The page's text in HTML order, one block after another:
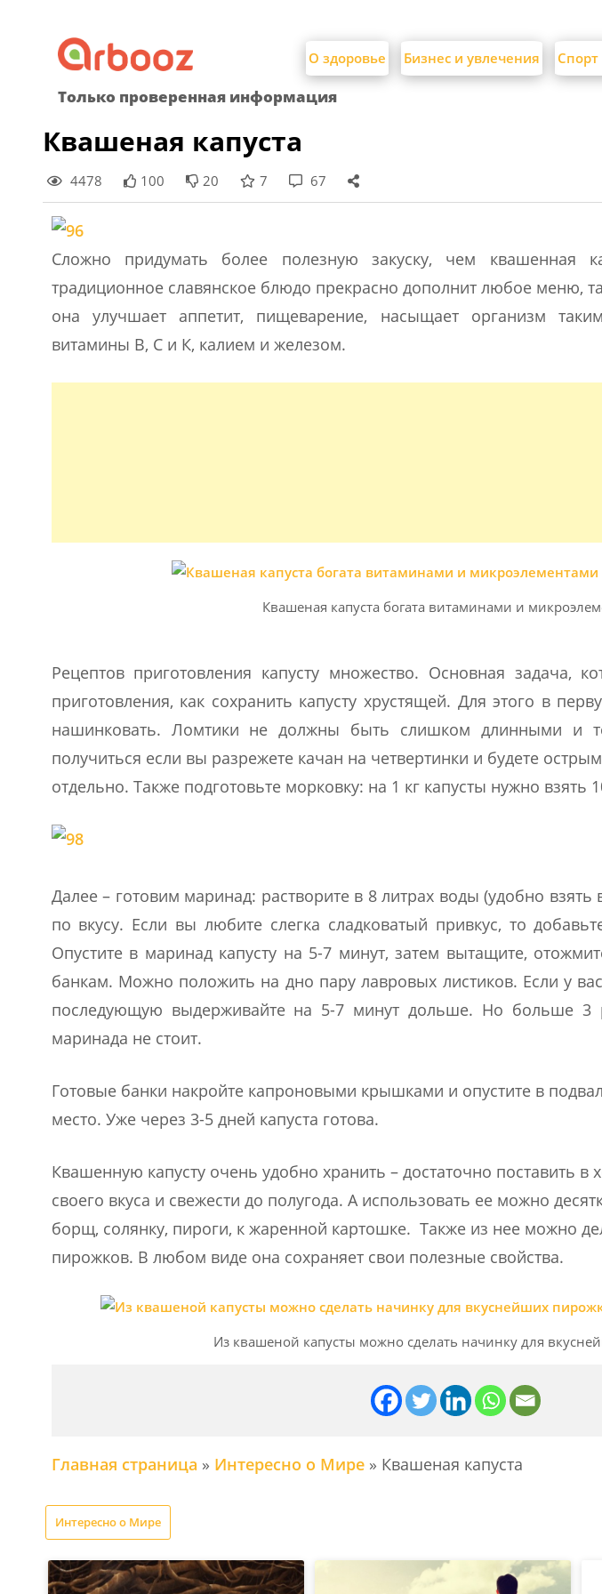
content
О здоровье Бизнес и увлечения
Только проверенная информация
Квашеная капуста
4478 100 20 7 67
Сложно придумать более полезную закуску, чем квашенная
традиционное славянское блюдо прекрасно дополнит любое меню,
она улучшает аппетит, пищеварение, насыщает организм
витамины В, С и К, калием и железом.
Квашеная капуста богата витаминами и
Рецептов приготовления капусту множество. Основная задача,
приготовления, как сохранить капусту хрустящей. Для этого в
нашинковать. Ломтики не должны быть слишком длинными и
получиться если вы разрежете качан на четвертинки и будете
отдельно. Также подготовьте морковку: на 1 кг капусты нужно взять
Далее – готовим маринад: растворите в 8 литрах воды (удобно взять
по вкусу. Если вы любите слегка сладковатый привкус, то
Опустите в маринад капусту на 5-7 минут, затем вытащите,
банкам. Можно положить на дно пару лавровых листиков. Если у вас
последующую выдерживайте на 5-7 минут дольше. Но больше 3
маринада не стоит.
Готовые банки накройте капроновыми крышками и опустите в
место. Уже через 3-5 дней капуста готова.
Квашенную капусту очень удобно хранить – достаточно поставить в
своего вкуса и свежести до полугода. А использовать ее можно
борщ, солянку, пироги, к жаренной картошке. Также из нее можно
пирожков. В любом виде она сохраняет свои полезные свойства.
Из квашеной капусты можно сделать начинку для
Главная страница » Интересно о Мире» Квашеная капуста
Интересно о Мире